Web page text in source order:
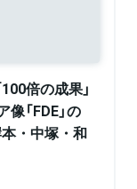
倍の成果」
「FDE」の
・中塚・和